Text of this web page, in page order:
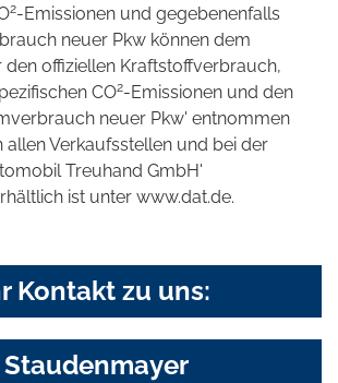
2-Emissionen und gegebenenfalls
neuer Pkw können dem
den offiziellen Kraftstoffverbrauch,
CO2-Emissionen und den
neuer Pkw' entnommen
allen Verkaufsstellen und bei der
Treuhand GmbH'
ist unter www.dat.de.
Kontakt zu uns: